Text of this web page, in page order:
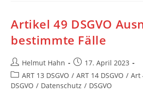
Grundlage
Eines
Artikel 49 DSGVO
bestimmte Fälle
Beitrags-
Autor:
Helmut Hahn
Beitrag
veröffentlicht:
17. April 2023
Beitrags-
Kategorie:
ART 13 DSGVO / ART 14 DSGVO / Art
DSGVO / Datenschutz / DSGVO